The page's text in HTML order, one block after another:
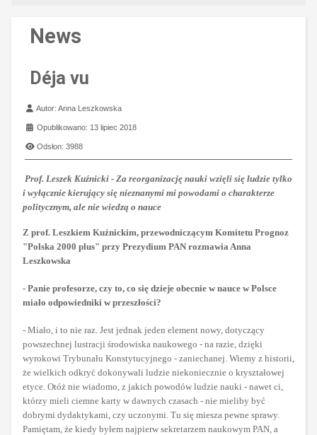
News
Déja vu
Szczegóły
Autor:Anna Leszkowska
Opublikowano: 13 lipiec 2018
Odsłon: 3988
Prof. Leszek Kuźnicki - Za reorganizację nauki wzięli się ludzie tylko
i wyłącznie kierujący się nieznanymi mi powodami o charakterze
politycznym, ale nie wiedzą o nauce
Z prof. Leszkiem Kuźnickim, przewodniczącym Komitetu Prognoz
"Polska 2000 plus" przy Prezydium PAN rozmawia Anna
Leszkowska
- Panie profesorze, czy to, co się dzieje obecnie w nauce w Polsce
miało odpowiedniki w przeszłości?
- Miało, i to nie raz. Jest jednak jeden element nowy, dotyczący
powszechnej lustracji środowiska naukowego - na razie, dzięki
wyrokowi Trybunału Konstytucyjnego - zaniechanej. Wiemy z historii,
że wielkich odkryć dokonywali ludzie niekoniecznie o kryształowej
etyce. Otóż nie wiadomo, z jakich powodów ludzie nauki - nawet ci,
którzy mieli ciemne karty w dawnych czasach - nie mieliby być
dobrymi dydaktykami, czy uczonymi. Tu się miesza pewne sprawy.
Pamiętam, że kiedy byłem najpierw sekretarzem naukowym PAN, a